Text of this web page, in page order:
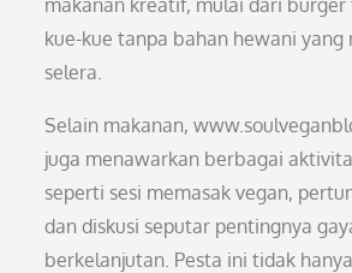
makanan kreatif, mulai dari burger
kue-kue tanpa bahan hewani yang
selera.
Selain makanan,
juga menawarkan berbagai
seperti sesi memasak vegan,
dan diskusi seputar pentingnya
berkelanjutan. Pesta ini tidak